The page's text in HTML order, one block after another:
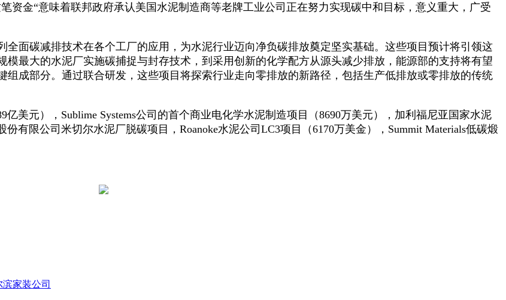
资金“意味着联邦政府承认美国水泥制造商等老牌工业公司正在努力实现碳中和目标，意义重大，广受
碳减排技术在各个工厂的应用，为水泥行业迈向净负碳排放奠定坚实基础。这些项目预计将引领这
最大的水泥厂实施碳捕捉与封存技术，到采用创新的化学配方从源头减少排放，能源部的支持将有望
成部分。通过联合研发，这些项目将探索行业走向零排放的新路径，包括生产低排放或零排放的传统
元），Sublime Systems公司的首个商业电化学水泥制造项目（8690万美元），加利福尼亚国家水泥
有限公司米切尔水泥厂脱碳项目，Roanoke水泥公司LC3项目（6170万美金），Summit Materials低碳煅
滨家装公司